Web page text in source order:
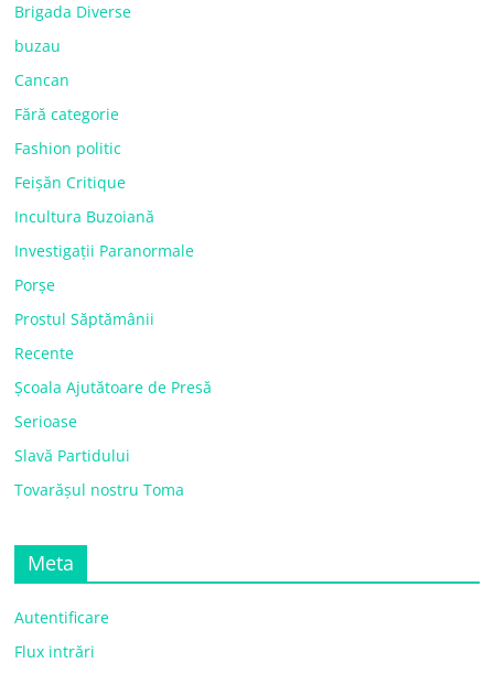
Brigada Diverse
buzau
Cancan
Fără categorie
Fashion politic
Feișăn Critique
Incultura Buzoiană
Investigații Paranormale
Porșe
Prostul Săptămânii
Recente
Școala Ajutătoare de Presă
Serioase
Slavă Partidului
Tovarășul nostru Toma
Meta
Autentificare
Flux intrări